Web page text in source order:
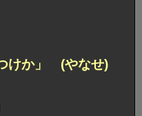
けか」 (やなせ)